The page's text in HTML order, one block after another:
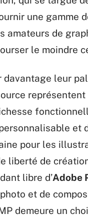
une gamme
amateurs de
le moindre
leur
représentent
et
pour les
liberté de
libre d’Adobe
et de
demeure un